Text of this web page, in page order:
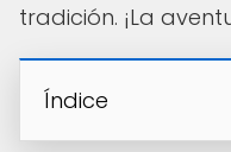
tradición. ¡La
Índice